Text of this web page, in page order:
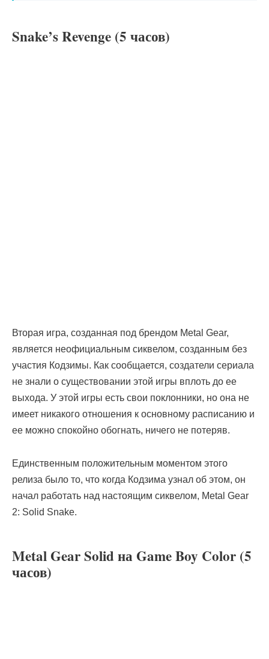
Snake’s Revenge (5 часов)
Вторая игра, созданная под брендом Metal Gear,
является неофициальным сиквелом, созданным без
участия Кодзимы. Как сообщается, создатели сериала
не знали о существовании этой игры вплоть до ее
выхода. У этой игры есть свои поклонники, но она не
имеет никакого отношения к основному расписанию и
ее можно спокойно обогнать, ничего не потеряв.
Единственным положительным моментом этого
релиза было то, что когда Кодзима узнал об этом, он
начал работать над настоящим сиквелом, Metal Gear
2: Solid Snake.
Metal Gear Solid на Game Boy Color (5
часов)